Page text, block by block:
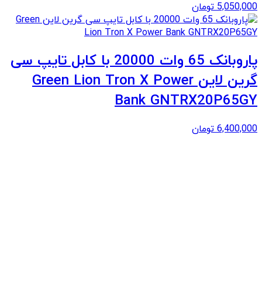
5,050,000 تومان
پاروبانک 65 وات 20000 با کابل تایپ سی
گرین لاین Green Lion Tron X Power
Bank GNTRX20P65GY
6,400,000 تومان